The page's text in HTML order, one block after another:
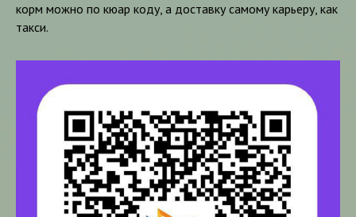
корм можно по кюар коду, а доставку самому карьеру, как
такси.